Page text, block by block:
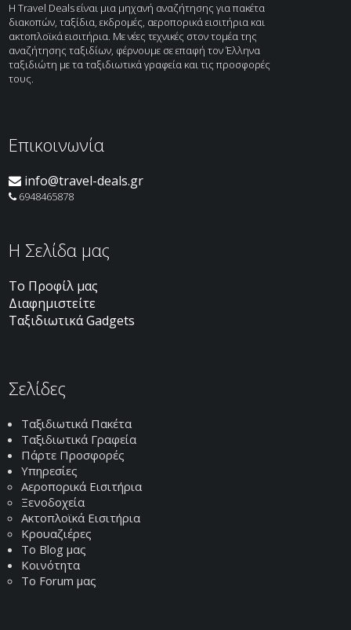
H Travel Deals είναι μια μηχανή αναζήτησης για πακέτα
διακοπών, ταξίδια, εκδρομές, αεροπορικά εισιτήρια και
ακτοπλοϊκά εισιτήρια. Με νέες τεχνικές στον τομέα της
αναζήτησης ταξιδίων, φέρνουμε σε επαφή τον Έλληνα
ταξιδιώτη με τα ταξιδιωτικά γραφεία και τις προσφορές
τους.
Επικοινωνία
info@travel-deals.gr
6948465878
H Σελίδα μας
Το Προφίλ μας
Διαφημιστείτε
Ταξιδιωτικά Gadgets
Σελίδες
Ταξιδιωτικά Πακέτα
Ταξιδιωτικά Γραφεία
Πάρτε Προσφορές
Υπηρεσίες
Αεροπορικά Εισιτήρια
Ξενοδοχεία
Ακτοπλοϊκά Εισιτήρια
Κρουαζιέρες
Το Blog μας
Κοινότητα
Το Forum μας